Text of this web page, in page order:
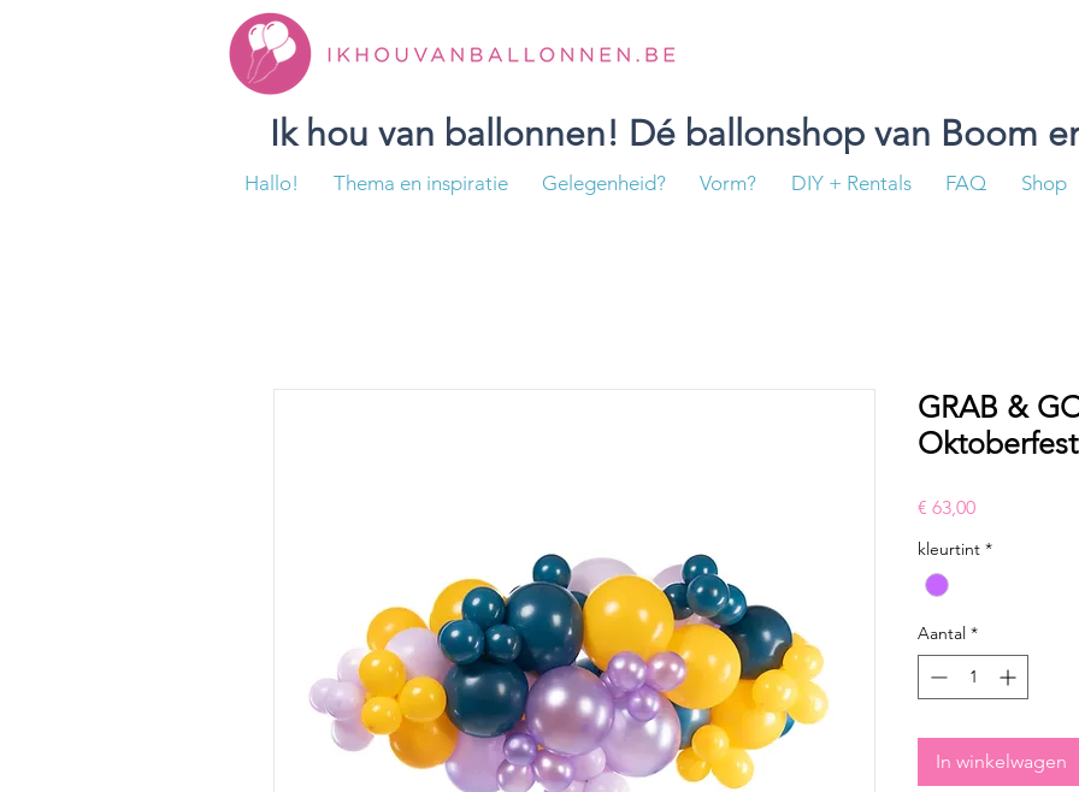
Ik hou van ballonnen! Dé ballonshop van Boom
Hallo! Thema en inspiratie Gelegenheid? Vorm? DIY + Rentals FAQ Shop
GRAB &
Oktoberfest
€ 63,00Prijs
kleurtint *
Aantal *
In winkelwagen